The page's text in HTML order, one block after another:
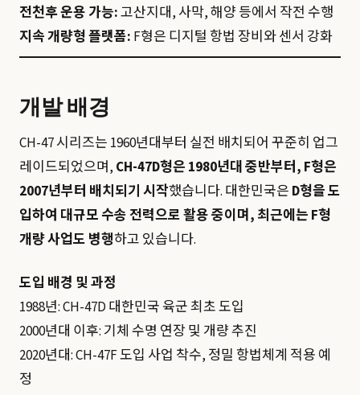
전천후 운용 가능:고산지대, 사막, 해양 등에서 작전 수행
지속 개량형 플랫폼: F형은 디지털 항법 장비와 센서 강화
개발 배경
CH-47 시리즈는 1960년대부터 실전 배치되어 꾸준히 업그
레이드되었으며, CH-47D형은 1980년대 중반부터, F형은
2007년부터 배치되기 시작했습니다. 대한민국은 D형을 도
입하여 대규모 수송 전력으로 활용 중이며, 최근에는 F형
개량 사업도 병행하고 있습니다.
도입 배경 및 과정
1988년: CH-47D 대한민국 육군 최초 도입
2000년대 이후: 기체 수명 연장 및 개량 추진
2020년대: CH-47F 도입 사업 착수, 정밀 항법체계 적용 예
정